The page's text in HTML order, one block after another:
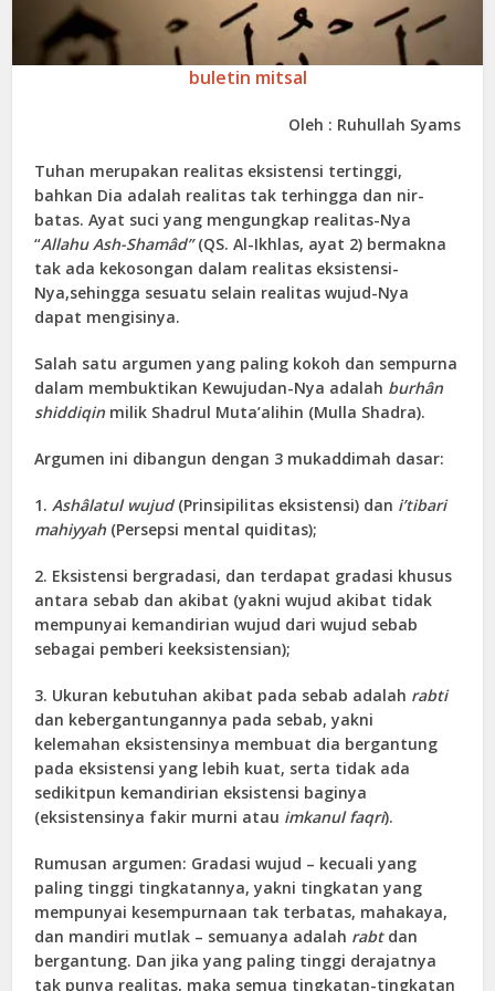
buletin mitsal
Oleh : Ruhullah Syams
Tuhan merupakan realitas eksistensi tertinggi,
bahkan Dia adalah realitas tak terhingga dan nir-
batas. Ayat suci yang mengungkap realitas-Nya
“Allahu Ash-Shamâd”(QS. Al-Ikhlas, ayat 2) bermakna
tak ada kekosongan dalam realitas eksistensi-
Nya,sehingga sesuatu selain realitas wujud-Nya
dapat mengisinya.
Salah satu argumen yang paling kokoh dan sempurna
dalam membuktikan Kewujudan-Nya adalah burhân
shiddiqin milik Shadrul Muta’alihin (Mulla Shadra).
Argumen ini dibangun dengan 3 mukaddimah dasar:
1.Ashâlatul wujud (Prinsipilitas eksistensi) dan i’tibari
mahiyyah (Persepsi mental quiditas);
2. Eksistensi bergradasi, dan terdapat gradasi khusus
antara sebab dan akibat (yakni wujud akibat tidak
mempunyai kemandirian wujud dari wujud sebab
sebagai pemberi keeksistensian);
3. Ukuran kebutuhan akibat pada sebab adalah rabti
dan kebergantungannya pada sebab, yakni
kelemahan eksistensinya membuat dia bergantung
pada eksistensi yang lebih kuat, serta tidak ada
sedikitpun kemandirian eksistensi baginya
(eksistensinya fakir murni atau imkanul faqri).
Rumusan argumen: Gradasi wujud – kecuali yang
paling tinggi tingkatannya, yakni tingkatan yang
mempunyai kesempurnaan tak terbatas, mahakaya,
dan mandiri mutlak – semuanya adalah rabtdan
bergantung. Dan jika yang paling tinggi derajatnya
tak punya realitas, maka semua tingkatan-tingkatan